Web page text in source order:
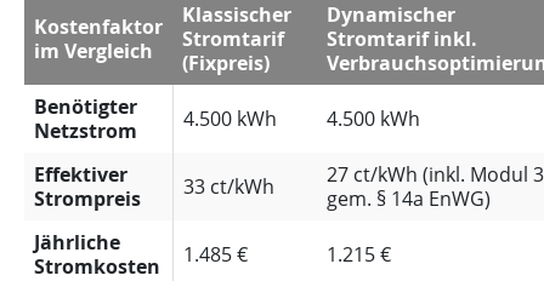
Kostenfaktor
im Vergleich
Klassischer
Stromtarif
(Fixpreis)
Dynamischer
Stromtarif inkl.
Benötigter
Netzstrom
4.500 kWh 4.500 kWh
Effektiver
Strompreis
33 ct/kWh
27 ct/kWh (inkl. Modul 3
gem. § 14a EnWG)
Jährliche
Stromkosten
1.485 € 1.215 €